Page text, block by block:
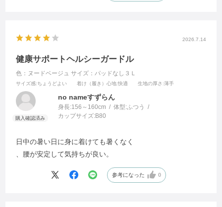
2026.7.14
健康サポートヘルシーガードル
色：ヌードベージュ サイズ：パッドなし３Ｌ
サイズ感:ちょうどよい 着け（履き）心地:快適 生地の厚さ :薄手
no nameすずらん
身長:156～160cm 体型:ふつう
カップサイズ:B80
日中の暑い日に身に着けても暑くなく
、腰が安定して気持ちが良い。
参考になった 0